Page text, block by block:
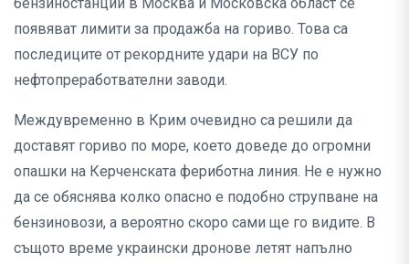
бензиностанции в Москва и Московска област се
появяват лимити за продажба на гориво. Това са
последиците от рекордните удари на ВСУ по
нефтопреработвателни заводи.
Междувременно в Крим очевидно са решили да
доставят гориво по море, което доведе до огромни
опашки на Керченската фериботна линия. Не е нужно
да се обяснява колко опасно е подобно струпване на
бензиновози, а вероятно скоро сами ще го видите. В
същото време украински дронове летят напълно